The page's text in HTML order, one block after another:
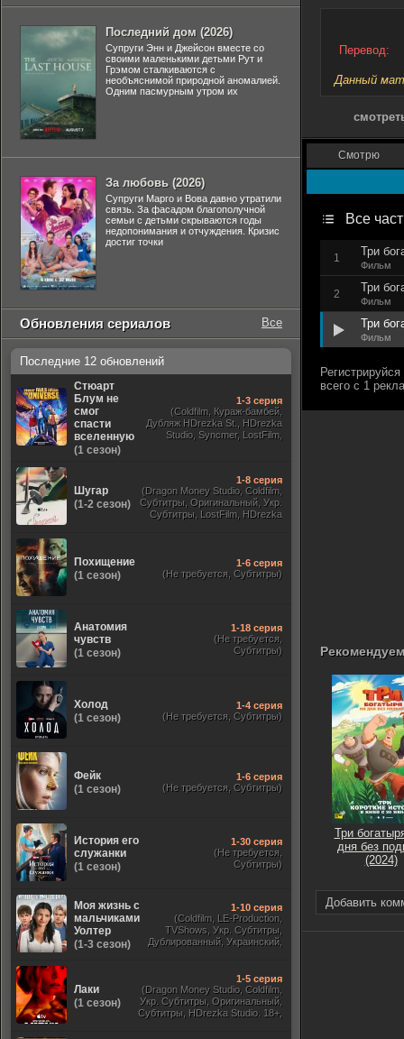
Перевод:
Данный
Смотрю
Все
1 Три
Фильм
2 Три
Фильм
Три
Фильм
Три
дня без
(2024)
Добавить
Последний дом (2026)
Супруги Энн и Джейсон вместе со
своими маленькими детьми Рут и
Грэмом сталкиваются с
необъяснимой природной аномалией.
Одним пасмурным утром их
За любовь (2026)
Супруги Марго и Вова давно утратили
связь. За фасадом благополучной
семьи с детьми скрываются годы
недопонимания и отчуждения. Кризис
достиг точки
Обновления сериалов Все
Последние 12 обновлений
Стюарт
Блум не
смог
спасти
вселенную
(1 сезон)
1-3 серия
(Coldfilm, Кураж-бамбей,
Дубляж HDrezka St., HDrezka
Studio, Syncmer, LostFilm,
Шугар
(1-2 сезон)
1-8 серия
(Dragon Money Studio, Coldfilm,
Субтитры, Оригинальный, Укр.
Субтитры, LostFilm, HDrezka
Похищение
(1 сезон)
1-6 серия
(Не требуется, Субтитры)
Анатомия
чувств
(1 сезон)
1-18 серия
(Не требуется,
Субтитры)
Холод
(1 сезон)
1-4 серия
(Не требуется, Субтитры)
Фейк
(1 сезон)
1-6 серия
(Не требуется, Субтитры)
История его
служанки
(1 сезон)
1-30 серия
(Не требуется,
Субтитры)
Моя жизнь с
мальчиками
Уолтер
(1-3 сезон)
1-10 серия
(Coldfilm, LE-Production,
TVShows, Укр. Субтитры,
Дублированный, Украинский,
Лаки
(1 сезон)
1-5 серия
(Dragon Money Studio, Coldfilm,
Укр. Субтитры, Оригинальный,
Субтитры, HDrezka Studio. 18+,